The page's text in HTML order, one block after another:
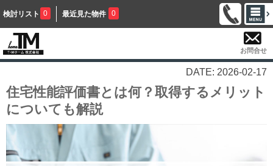
検討リスト 0 最近見た物件 0
お問合せ
DATE: 2026-02-17
住宅性能評価書とは何？取得するメリット
についても解説